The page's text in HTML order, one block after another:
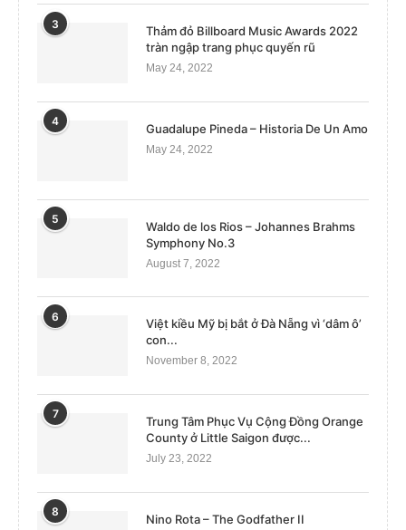
3
Thảm đỏ Billboard Music Awards 2022
tràn ngập trang phục quyến rũ
May 24, 2022
4
Guadalupe Pineda – Historia De Un Amo
May 24, 2022
5
Waldo de los Rios – Johannes Brahms
Symphony No.3
August 7, 2022
6
Việt kiều Mỹ bị bắt ở Đà Nẵng vì ‘dâm ô’
con...
November 8, 2022
7
Trung Tâm Phục Vụ Cộng Đồng Orange
County ở Little Saigon được...
July 23, 2022
8
Nino Rota – The Godfather II